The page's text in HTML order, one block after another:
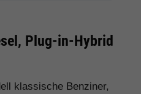
Plug-in-Hybrid
klassische Benziner,